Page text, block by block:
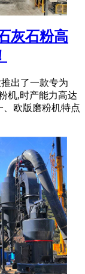
灰石粉高
出了一款专为
机,时产能力高达
、欧版磨粉机特点